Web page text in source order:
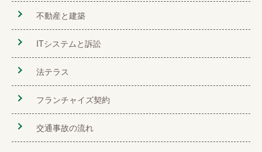
不動産と建築
ITシステムと訴訟
法テラス
フランチャイズ契約
交通事故の流れ